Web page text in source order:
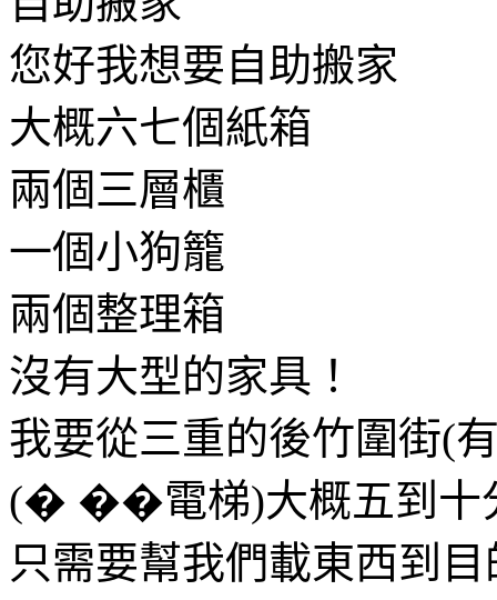
您好我想要自助搬家
大概六七個紙箱
兩個三層櫃
一個小狗籠
兩個整理箱
沒有大型的家具！
我要從三重的後竹圍街(
(� ��電梯)大概五到十
只需要幫我們載東西到